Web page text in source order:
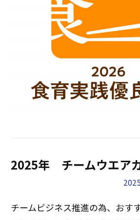
2025年 チームウエア
チームビジネス推進の為、おす